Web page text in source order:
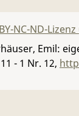
NC-ND-
Emil:
- 1 Nr. 12,